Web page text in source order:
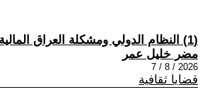
(1) النظام الدولي ومشكلة العراق المالية
مضر خليل عمر
2026 / 8 / 7
قضايا ثقافية